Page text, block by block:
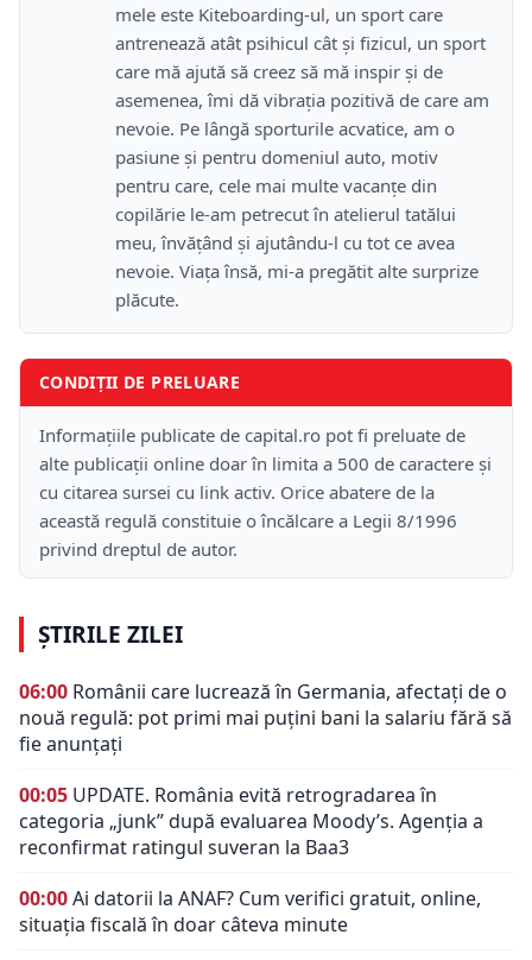
mele este Kiteboarding-ul, un sport care
antrenează atât psihicul cât și fizicul, un sport
care mă ajută să creez să mă inspir și de
asemenea, îmi dă vibrația pozitivă de care am
nevoie. Pe lângă sporturile acvatice, am o
pasiune și pentru domeniul auto, motiv
pentru care, cele mai multe vacanțe din
copilărie le-am petrecut în atelierul tatălui
meu, învățând și ajutându-l cu tot ce avea
nevoie. Viața însă, mi-a pregătit alte surprize
plăcute.
CONDIȚII DE PRELUARE
Informațiile publicate de capital.ro pot fi preluate de
alte publicații online doar în limita a 500 de caractere și
cu citarea sursei cu link activ. Orice abatere de la
această regulă constituie o încălcare a Legii 8/1996
privind dreptul de autor.
ȘTIRILE ZILEI
06:00 Românii care lucrează în Germania, afectați de o
nouă regulă: pot primi mai puțini bani la salariu fără să
fie anunțați
00:05 UPDATE. România evită retrogradarea în
categoria „junk” după evaluarea Moody’s. Agenția a
reconfirmat ratingul suveran la Baa3
00:00Ai datorii la ANAF? Cum verifici gratuit, online,
situația fiscală în doar câteva minute